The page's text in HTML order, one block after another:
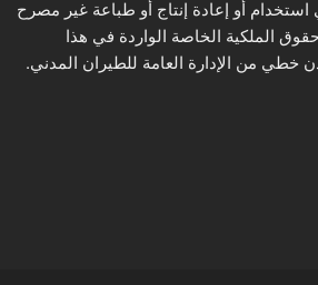
استخدام أو إعادة إنتاج أو طباعة غير مصرح
الملكية الخاصة الواردة في هذا
خطي من الإدارة العامة للطيران المدني.